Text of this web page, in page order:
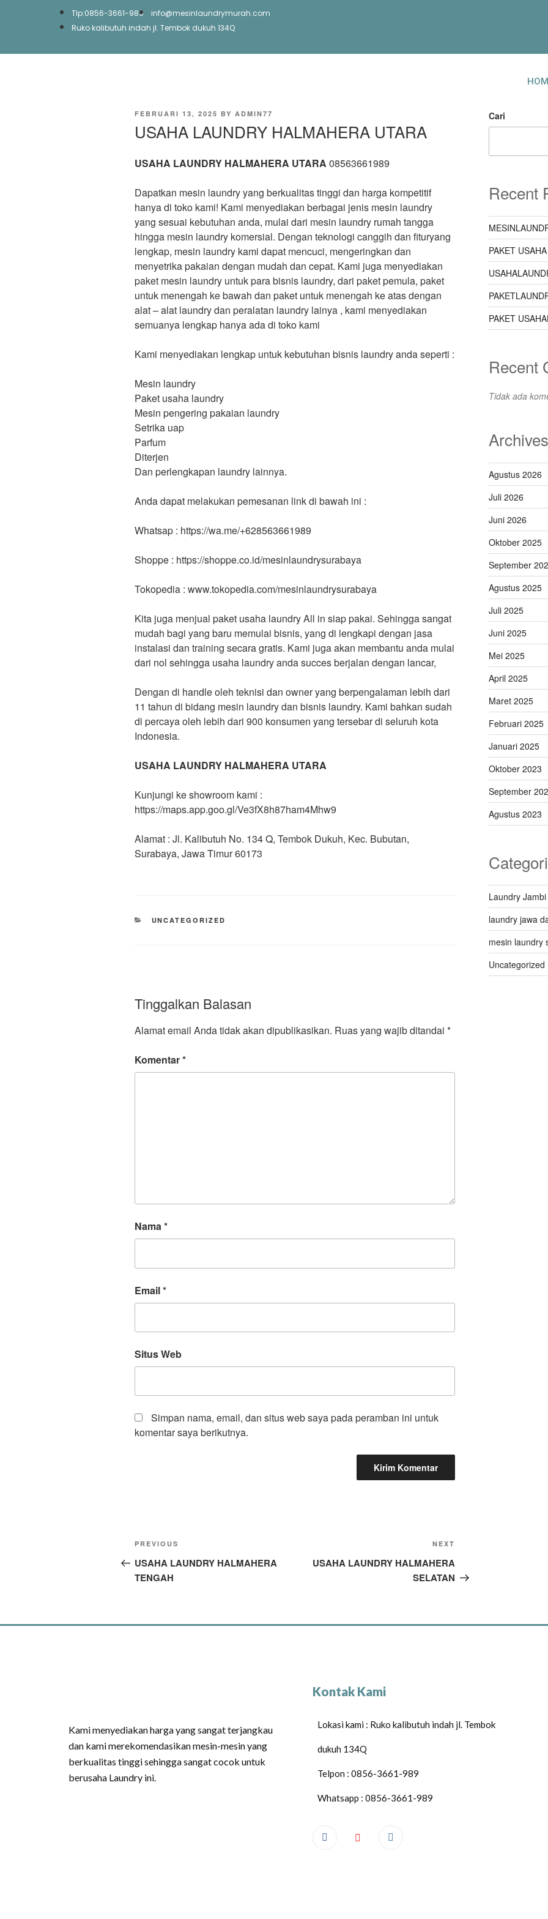
Tlp:0856-3661-989
info@mesinlaundrymurah.com
Ruko kalibutuh indah jl. Tembok dukuh 134Q
FEBRUARI 13, 2025 BY ADMIN77
USAHA LAUNDRY HALMAHERA UTARA
USAHA LAUNDRY HALMAHERA UTARA 08563661989
Dapatkan mesin laundry yang berkualitas tinggi dan harga kompetitif
hanya di toko kami! Kami menyediakan berbagai jenis mesin laundry
yang sesuai kebutuhan anda, mulai dari mesin laundry rumah tangga
hingga mesin laundry komersial. Dengan teknologi canggih dan fituryang
lengkap, mesin laundry kami dapat mencuci, mengeringkan dan
menyetrika pakaian dengan mudah dan cepat. Kami juga menyediakan
paket mesin laundry untuk para bisnis laundry, dari paket pemula, paket
untuk menengah ke bawah dan paket untuk menengah ke atas dengan
alat – alat laundry dan peralatan laundry lainya , kami menyediakan
semuanya lengkap hanya ada di toko kami
Kami menyediakan lengkap untuk kebutuhan bisnis laundry anda seperti :
Mesin laundry
Paket usaha laundry
Mesin pengering pakaian laundry
Setrika uap
Parfum
Diterjen
Dan perlengkapan laundry lainnya.
Anda dapat melakukan pemesanan link di bawah ini :
Whatsap : https://wa.me/+628563661989
Shoppe : https://shoppe.co.id/mesinlaundrysurabaya
Tokopedia : www.tokopedia.com/mesinlaundrysurabaya
Kita juga menjual paket usaha laundry All in siap pakai. Sehingga sangat
mudah bagi yang baru memulai bisnis, yang di lengkapi dengan jasa
instalasi dan training secara gratis. Kami juga akan membantu anda mulai
dari nol sehingga usaha laundry anda succes berjalan dengan lancar,
Dengan di handle oleh teknisi dan owner yang berpengalaman lebih dari
11 tahun di bidang mesin laundry dan bisnis laundry. Kami bahkan sudah
di percaya oleh lebih dari 900 konsumen yang tersebar di seluruh kota
Indonesia.
USAHA LAUNDRY HALMAHERA UTARA
Kunjungi ke showroom kami :
https://maps.app.goo.gl/Ve3fX8h87ham4Mhw9
Alamat : Jl. Kalibutuh No. 134 Q, Tembok Dukuh, Kec. Bubutan,
Surabaya, Jawa Timur 60173
UNCATEGORIZED
Tinggalkan Balasan
Alamat email Anda tidak akan dipublikasikan. Ruas yang wajib ditandai *
Komentar*
Nama*
Email*
Situs Web
Simpan nama, email, dan situs web saya pada peramban ini untuk
komentar saya berikutnya.
PREVIOUS
USAHA LAUNDRY HALMAHERA
TENGAH
NEXT
USAHA LAUNDRY HALMAHERA
SELATAN
Cari
Recent
PAKET
PAKET
Recent
Tidak ada
Archives
Agustus 2026
Juli 2026
Juni 2026
Oktober 2025
September
Agustus 2025
Juli 2025
Juni 2025
Mei 2025
April 2025
Maret 2025
Februari 2025
Januari 2025
Oktober 2023
September
Agustus 2023
Laundry Jambi
laundry jawa
mesin laundry
Uncategorized
Kami menyediakan harga yang sangat terjangkau
dan kami merekomendasikan mesin-mesin yang
berkualitas tinggi sehingga sangat cocok untuk
berusaha Laundry ini.
Kontak Kami
Lokasi kami : Ruko kalibutuh indah jl. Tembok
dukuh 134Q
Telpon : 0856-3661-989
Whatsapp : 0856-3661-989